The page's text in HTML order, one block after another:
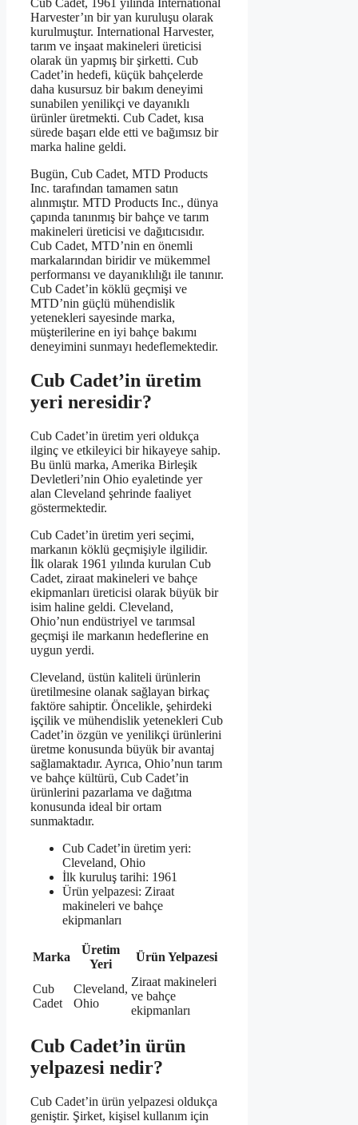
Harvester’ın bir yan kuruluşu olarak
kurulmuştur. International Harvester,
tarım ve inşaat makineleri üreticisi
olarak ün yapmış bir şirketti. Cub
Cadet’in hedefi, küçük bahçelerde
daha kusursuz bir bakım deneyimi
sunabilen yenilikçi ve dayanıklı
ürünler üretmekti. Cub Cadet, kısa
sürede başarı elde etti ve bağımsız bir
marka haline geldi.
Bugün, Cub Cadet, MTD Products
Inc. tarafından tamamen satın
alınmıştır. MTD Products Inc., dünya
çapında tanınmış bir bahçe ve tarım
makineleri üreticisi ve dağıtıcısıdır.
Cub Cadet, MTD’nin en önemli
markalarından biridir ve mükemmel
performansı ve dayanıklılığı ile tanınır.
Cub Cadet’in köklü geçmişi ve
MTD’nin güçlü mühendislik
yetenekleri sayesinde marka,
müşterilerine en iyi bahçe bakımı
deneyimini sunmayı hedeflemektedir.
Cub Cadet’in üretim
yeri neresidir?
Cub Cadet’in üretim yeri oldukça
ilginç ve etkileyici bir hikayeye sahip.
Bu ünlü marka, Amerika Birleşik
Devletleri’nin Ohio eyaletinde yer
alan Cleveland şehrinde faaliyet
göstermektedir.
Cub Cadet’in üretim yeri seçimi,
markanın köklü geçmişiyle ilgilidir.
İlk olarak 1961 yılında kurulan Cub
Cadet, ziraat makineleri ve bahçe
ekipmanları üreticisi olarak büyük bir
isim haline geldi. Cleveland,
Ohio’nun endüstriyel ve tarımsal
geçmişi ile markanın hedeflerine en
uygun yerdi.
Cleveland, üstün kaliteli ürünlerin
üretilmesine olanak sağlayan birkaç
faktöre sahiptir. Öncelikle, şehirdeki
işçilik ve mühendislik yetenekleri Cub
Cadet’in özgün ve yenilikçi ürünlerini
üretme konusunda büyük bir avantaj
sağlamaktadır. Ayrıca, Ohio’nun tarım
ve bahçe kültürü, Cub Cadet’in
ürünlerini pazarlama ve dağıtma
konusunda ideal bir ortam
sunmaktadır.
Cub Cadet’in üretim yeri:
Cleveland, Ohio
İlk kuruluş tarihi: 1961
Ürün yelpazesi: Ziraat
makineleri ve bahçe
ekipmanları
Marka
Üretim
Yeri
Ürün Yelpazesi
Cub
Cadet
Cleveland,
Ohio
Ziraat makineleri
ve bahçe
ekipmanları
Cub Cadet’in ürün
yelpazesi nedir?
Cub Cadet’in ürün yelpazesi oldukça
geniştir. Şirket, kişisel kullanım için